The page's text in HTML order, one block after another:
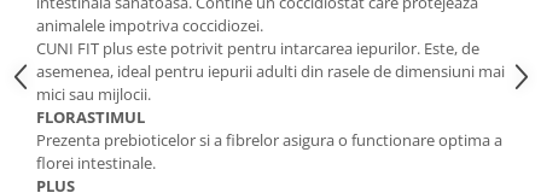
Accesorii veterinare
Capcane
Aditivi furajeri
Promotor
Adjuvanți Promedivet
animalele impotriva coccidiozei.
CUNI FIT plus este potrivit pentru intarcarea iepurilor. Este, de
asemenea, ideal pentru iepurii adulti din rasele de dimensiuni mai
mici sau mijlocii.
FLORASTIMUL
Prezenta prebioticelor si a fibrelor asigura o functionare optima a
florei intestinale.
PLUS